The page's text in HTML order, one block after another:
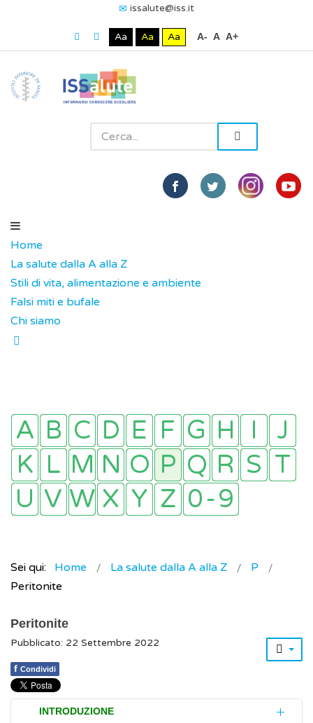
issalute@iss.it
Aa Aa Aa A- A A+
Home
La salute dalla A alla Z
Stili di vita, alimentazione e ambiente
Falsi miti e bufale
Chi siamo
Sei qui: Home La salute dalla A alla Z
P
Peritonite
Peritonite
Pubblicato: 22 Settembre 2022
f Condividi
INTRODUZIONE